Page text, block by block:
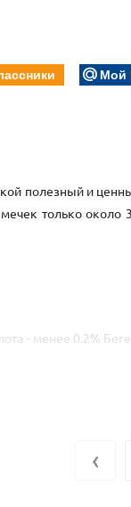
Мой
полезный и
только около
- менее 0.2%
- менее 0.3%
и другие),
‹